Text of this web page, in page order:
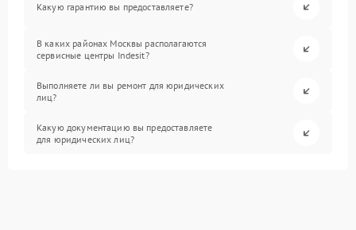
Какую гарантию вы предоставляете?
В каких районах Москвы располагаются
сервисные центры Indesit?
Выполняете ли вы ремонт для юридических
лиц?
Какую документацию вы предоставляете
для юридических лиц?